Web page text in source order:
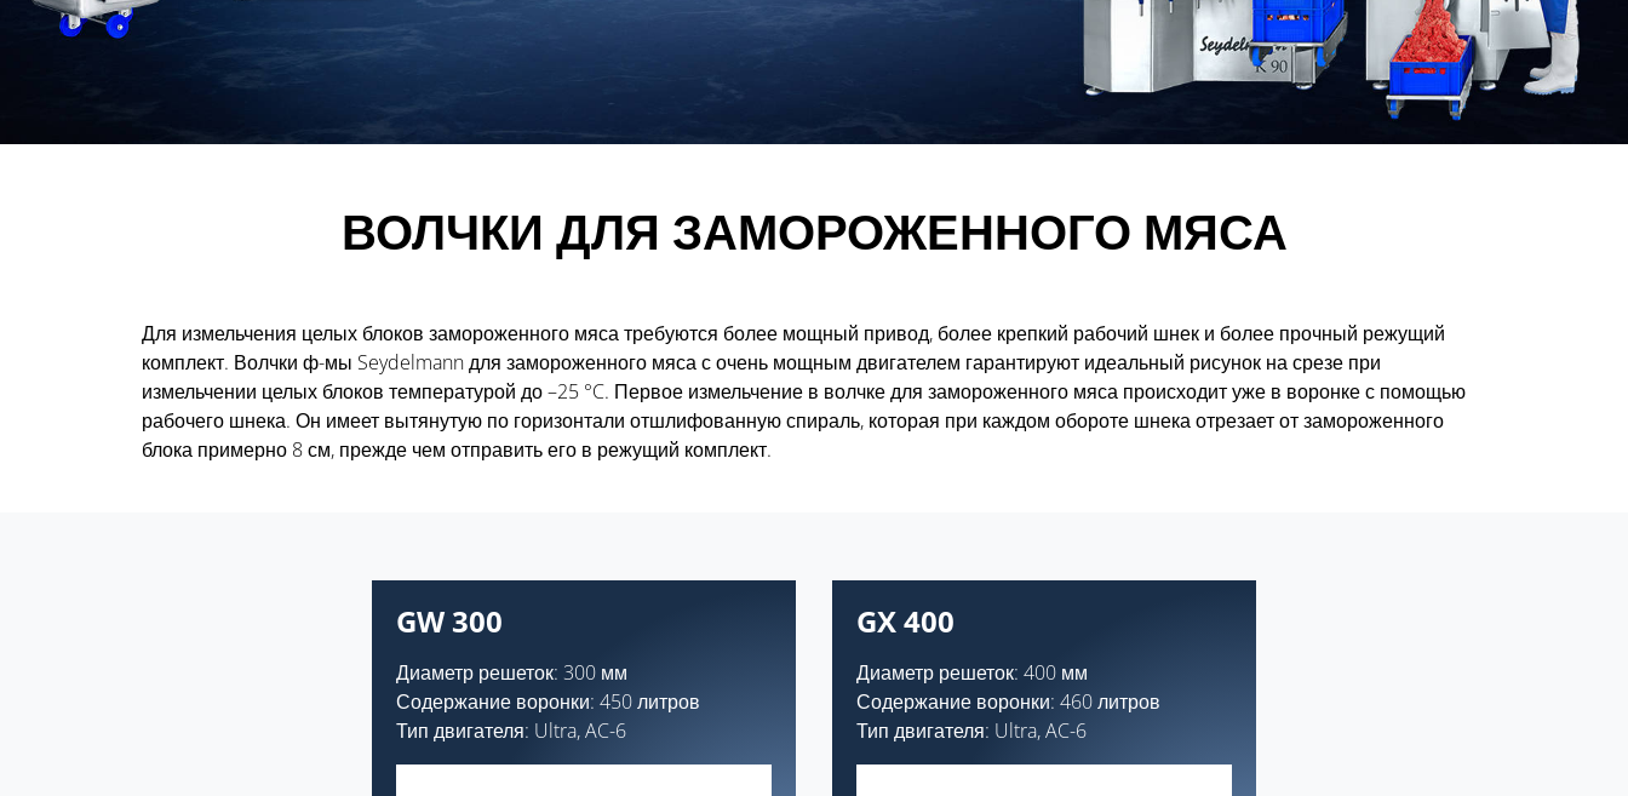
ВОЛЧКИ ДЛЯ ЗАМОРОЖЕННОГО МЯСА
Для измельчения целых блоков замороженного мяса требуются более мощный привод, более крепкий рабочий шнек и более прочный режущий
комплект. Волчки ф-мы Seydelmann для замороженного мяса с очень мощным двигателем гарантируют идеальный рисунок на срезе при
измельчении целых блоков температурой до –25 °C. Первое измельчение в волчке для замороженного мяса происходит уже в воронке с помощью
рабочего шнека. Он имеет вытянутую по горизонтали отшлифованную спираль, которая при каждом обороте шнека отрезает от замороженного
блока примерно 8 см, прежде чем отправить его в режущий комплект.
GW 300
Диаметр решеток: 300 мм
Содержание воронки: 450 литров
Тип двигателя: Ultra, AC-6
GX 400
Диаметр решеток: 400 мм
Содержание воронки: 460 литров
Тип двигателя: Ultra, AC-6